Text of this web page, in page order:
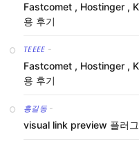
Fastcomet , Hostinger ,
용 후기
TEEEE -
Fastcomet , Hostinger ,
용 후기
홍길동 -
visual link preview 플러